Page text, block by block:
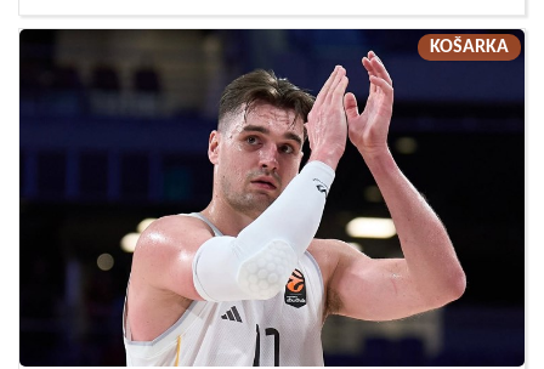
KOŠARKA